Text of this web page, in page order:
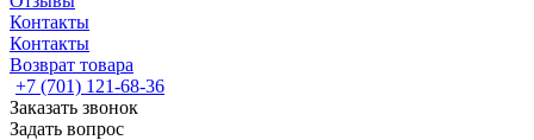
Контакты
Контакты
Возврат товара
+7 (701) 121-68-36
Заказать звонок
Задать вопрос